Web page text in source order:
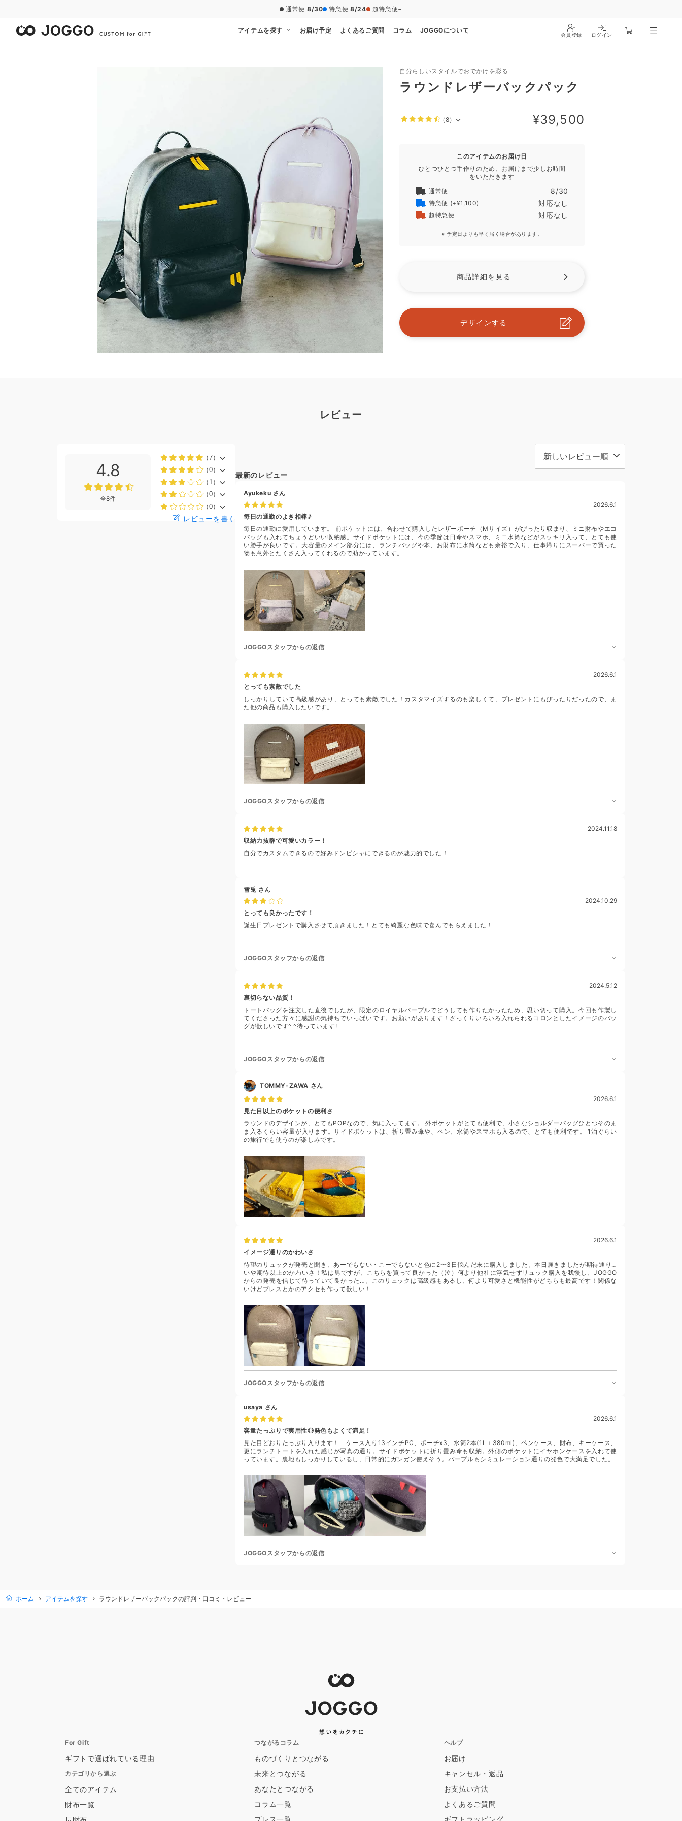
通常便 8/30 特急便 8/24 超特急便−
アイテムを探す お届け予定 よくあるご質問 コラム JOGGOについて
会員登録 ログイン
自分らしいスタイルでおでかけを彩る
ラウンドレザーバックパック
（8） ¥39,500
このアイテムのお届け日
ひとつひとつ手作りのため、お届けまで少しお時間
をいただきます
通常便
8/30
特急便 (+¥1,100) 対応なし
超特急便 対応なし
※ 予定日よりも早く届く場合があります。
商品詳細を見る
デザインする
レビュー
4.8
全8件
（7）
（0）
（1）
（0）
（0）
レビューを書く
最新のレビュー
Ayukeku さん
2026.6.1
毎日の通勤のよき相棒♪
毎日の通勤に愛用しています。 前ポケットには、合わせて購入したレザーポーチ（Mサイズ）がぴったり収まり、ミニ財布やエコ
バッグも入れてちょうどいい収納感。サイドポケットには、今の季節は日傘やスマホ、ミニ水筒などがスッキリ入って、とても使
い勝手が良いです。大容量のメイン部分には、ランチバッグや本、お財布に水筒なども余裕で入り、仕事帰りにスーパーで買った
物も意外とたくさん入ってくれるので助かっています。
JOGGOスタッフからの返信
2026.6.1
とっても素敵でした
しっかりしていて高級感があり、とっても素敵でした！カスタマイズするのも楽しくて、プレゼントにもぴったりだったので、ま
た他の商品も購入したいです。
JOGGOスタッフからの返信
2024.11.18
収納力抜群で可愛いカラー！
自分でカスタムできるので好みドンピシャにできるのが魅力的でした！
雪兎 さん
2024.10.29
とっても良かったです！
誕生日プレゼントで購入させて頂きました！とても綺麗な色味で喜んでもらえました！
JOGGOスタッフからの返信
2024.5.12
裏切らない品質！
トートバッグを注文した直後でしたが、限定のロイヤルパープルでどうしても作りたかったため、思い切って購入。今回も作製し
てくださった方々に感謝の気持ちでいっぱいです。お願いがあります！ざっくりいろいろ入れられるコロンとしたイメージのバッ
グが欲しいです^ ^待っています!
JOGGOスタッフからの返信
TOMMY-ZAWA さん
2026.6.1
見た目以上のポケットの便利さ
ラウンドのデザインが、とてもPOPなので、気に入ってます。 外ポケットがとても便利で、小さなショルダーバッグひとつそのま
ま入るくらい容量が入ります。サイドポケットは、折り畳み傘や、ペン、水筒やスマホも入るので、とても便利です。 1泊ぐらい
の旅行でも使うのが楽しみです。
2026.6.1
イメージ通りのかわいさ
待望のリュックが発売と聞き、あーでもない・こーでもないと色に2〜3日悩んだ末に購入しました。本日届きましたが期待通り…
いや期待以上のかわいさ！私は男ですが、こちらを買って良かった（泣）何より他社に浮気せずリュック購入を我慢し、JOGGO
からの発売を信じて待っていて良かった…。このリュックは高級感もあるし、何より可愛さと機能性がどちらも最高です！関係な
いけどブレスとかのアクセも作って欲しい！
JOGGOスタッフからの返信
usaya さん
2026.6.1
容量たっぷりで実用性◎発色もよくて満足！
見た目どおりたっぷり入ります！ ケース入り13インチPC、ポーチx3、水筒2本(1L＋380ml)、ペンケース、財布、キーケース、
更にランチトートを入れた感じが写真の通り。サイドポケットに折り畳み傘も収納。外側のポケットにイヤホンケースを入れて使
っています。裏地もしっかりしているし、日常的にガンガン使えそう。パープルもシミュレーション通りの発色で大満足でした。
JOGGOスタッフからの返信
ホーム アイテムを探す ラウンドレザーバックパックの評判・口コミ・レビュー
For Gift
ギフトで選ばれている理由
カテゴリから選ぶ
全てのアイテム
財布一覧
つながるコラム
ものづくりとつながる
未来とつながる
あなたとつながる
コラム一覧
ヘルプ
お届け
キャンセル・返品
お支払い方法
よくあるご質問